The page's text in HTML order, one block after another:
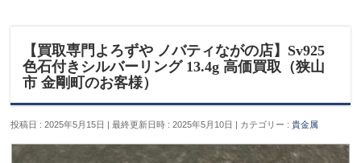
【買取専門よろずや ノバティながの店】Sv925
色石付きシルバーリング 13.4g 高価買取（狭山
市 金剛町のお客様）
投稿日 : 2025年5月15日 最終更新日時 : 2025年5月10日 カテゴリー :貴金属